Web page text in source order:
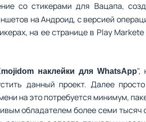
со стикерами для Вацапа,
на Андроид, с версией
на ее странице в Play
наклейки для WhatsApp",
данный проект. Далее
на это потребуется минимум,
обладателем более семи тысяч